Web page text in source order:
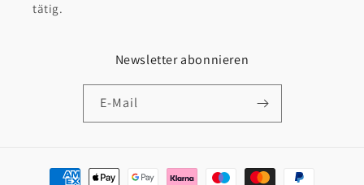
tätig.
Newsletter abonnieren
E-Mail
Zahlungsmethoden